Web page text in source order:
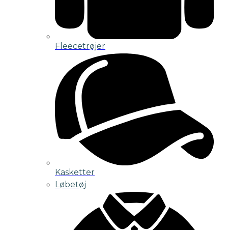
Fleecetrøjer
Kasketter
Løbetøj